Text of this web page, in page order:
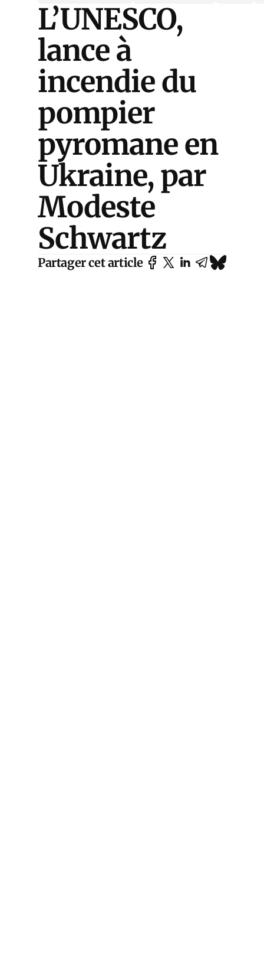
L’UNESCO,
lance à
incendie du
pompier
pyromane en
Ukraine, par
Modeste
Schwartz
Partager cet article